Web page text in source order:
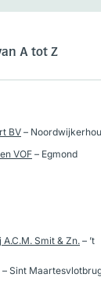
A tot Z
BV–
VOF – Egmond
Smit & Zn. – ’t
– Sint